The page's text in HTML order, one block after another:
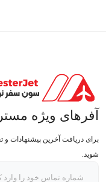
آفرهای ویژه
برای دریافت آخرین پیشنهادات
شوید.